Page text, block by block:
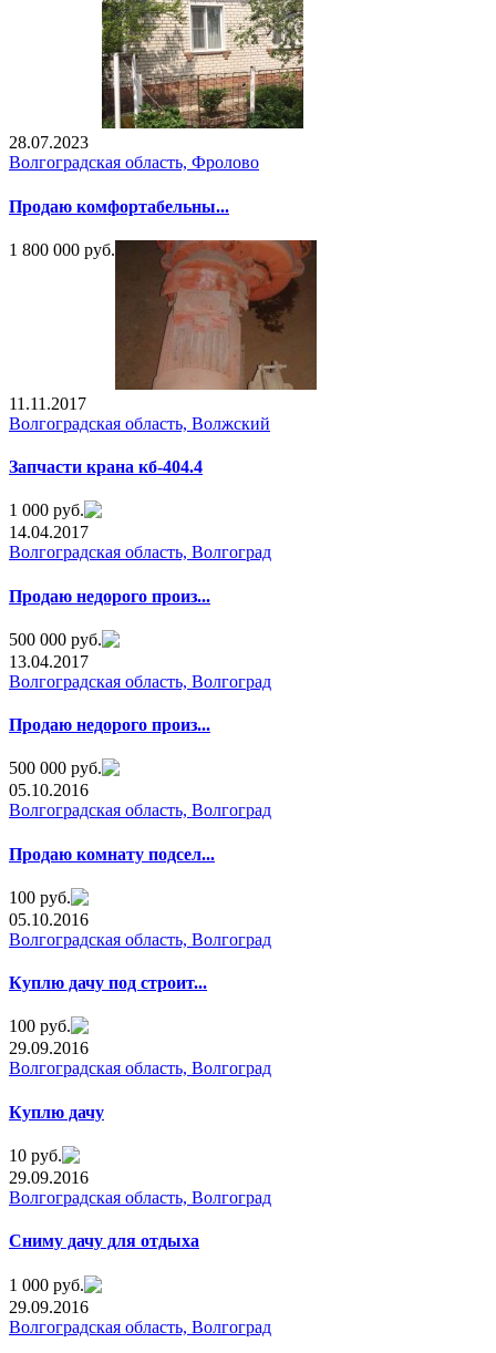
28.07.2023
Волгоградская область, Фролово
Продаю комфортабельны...
1 800 000 руб.
11.11.2017
Волгоградская область, Волжский
Запчасти крана кб-404.4
1 000 руб.
14.04.2017
Волгоградская область, Волгоград
Продаю недорого произ...
500 000 руб.
13.04.2017
Волгоградская область, Волгоград
Продаю недорого произ...
500 000 руб.
05.10.2016
Волгоградская область, Волгоград
Продаю комнату подсел...
100 руб.
05.10.2016
Волгоградская область, Волгоград
Куплю дачу под строит...
100 руб.
29.09.2016
Волгоградская область, Волгоград
Куплю дачу
10 руб.
29.09.2016
Волгоградская область, Волгоград
Сниму дачу для отдыха
1 000 руб.
29.09.2016
Волгоградская область, Волгоград